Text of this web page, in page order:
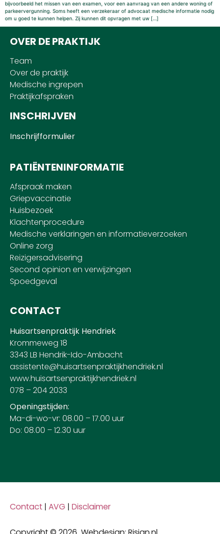
bijvoorbeeld het missen van een examen, voor een aanvraag van een andere woning of
parkeervergunning. Soms heeft een verzekeraar of advocaat medische informatie nodig
om u goed te kunnen helpen. Zij kunnen dit opvragen met uw […]
OVER DE PRAKTIJK
Team
Over de praktijk
Medische ingrepen
Praktijkafspraken
INSCHRIJVEN
Inschrijfformulier
PATIËNTENINFORMATIE
Afspraak maken
Griepvaccinatie
Huisbezoek
Klachtenprocedure
Medische verklaringen en informatieverzoeken
Online zorg
Reizigersadvisering
Second opinion en verwijzingen
Spoedgeval
CONTACT
Huisartsenpraktijk Hendriek
Krommeweg 18
3343 LB Hendrik-Ido-Ambacht
assistente@huisartsenpraktijkhendriek.nl
www.huisartsenpraktijkhendriek.nl
078 – 204 2033
Openingstijden:
Ma-di-wo-vr: 08.00 – 17.00 uur
Do: 08.00 – 12.30 uur
Contact | AVG | Disclaimer